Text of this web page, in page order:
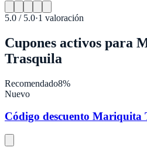
5.0 / 5.0·1 valoración
Cupones activos para
Trasquila
Recomendado8%
Nuevo
Código descuento Mariquita